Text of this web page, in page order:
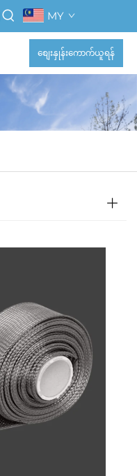
MY
စျေးနှုန်းကောက်ယူရန်